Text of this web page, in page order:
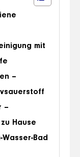
mit
–
–
Hause
Bad